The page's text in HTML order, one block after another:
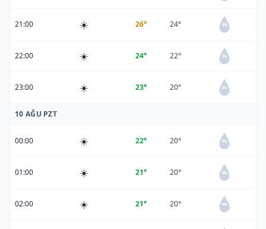
21:00 ☀️ 26° 24° 0%
22:00 ☀️ 24° 22° 0%
23:00 ☀️ 23° 20° 0%
10 AĞU PZT
00:00 ☀️ 22° 20° 0%
01:00 ☀️ 21° 20° 0%
02:00 ☀️ 21° 20° 0%